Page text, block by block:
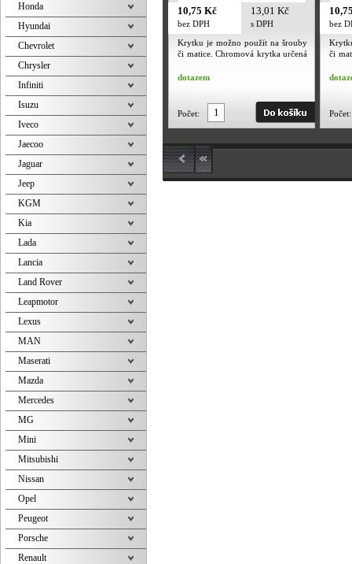
10,75 Kč
bez DPH
13,01 Kč
s DPH
Krytku je možno použít na šrouby
či matice. Chromová krytka určená
dotazem
Počet:
bez
či
Počet:
Honda
Hyundai
Chevrolet
Chrysler
Infiniti
Isuzu
Iveco
Jaecoo
Jaguar
Jeep
KGM
Kia
Lada
Lancia
Land Rover
Leapmotor
Lexus
MAN
Maserati
Mazda
Mercedes
MG
Mini
Mitsubishi
Nissan
Opel
Peugeot
Porsche
Renault